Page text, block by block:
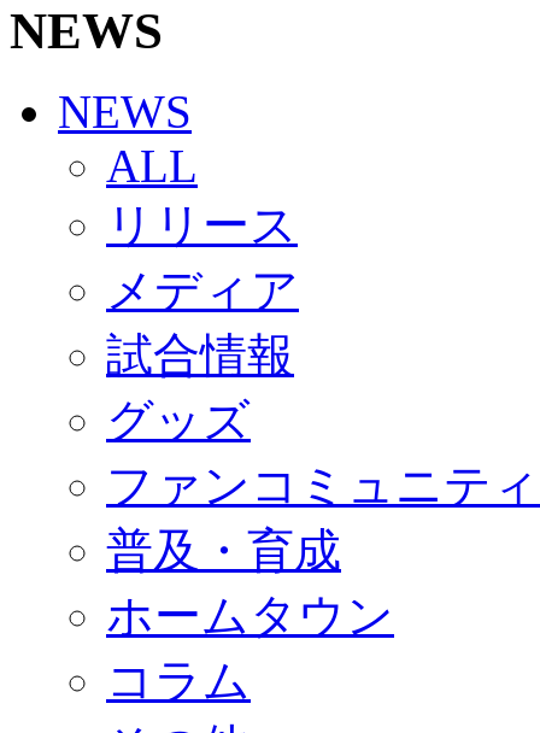
Jリーグ運営管理規定
写真・動画使用ガイドライン
SCHEDULE
2026/27
練習見学時のファンサービスについて
TICKET
奈良クラブ明治安田J3リーグ2026/27シーズン試
奈良クラブ明治安田Ｊ3リーグ 2026/27シーズン「
観戦ルール＆マナー
2026/27ファンコミュニティ
サポートショップ
GOODS
オフィシャルストア（実店舗）
オンラインストア
ACADEMY
アカデミーについて
コーチ&スタッフ
ジュニア
ジュニアユース
ユース
練習拠点（ナラディーア）
SCHOOL
CLUB
パートナー募集
クラブ理念
NEWS
NEWS
ALL
リリース
メディア
試合情報
グッズ
ファンコミュニティ
普及・育成
ホームタウン
コラム